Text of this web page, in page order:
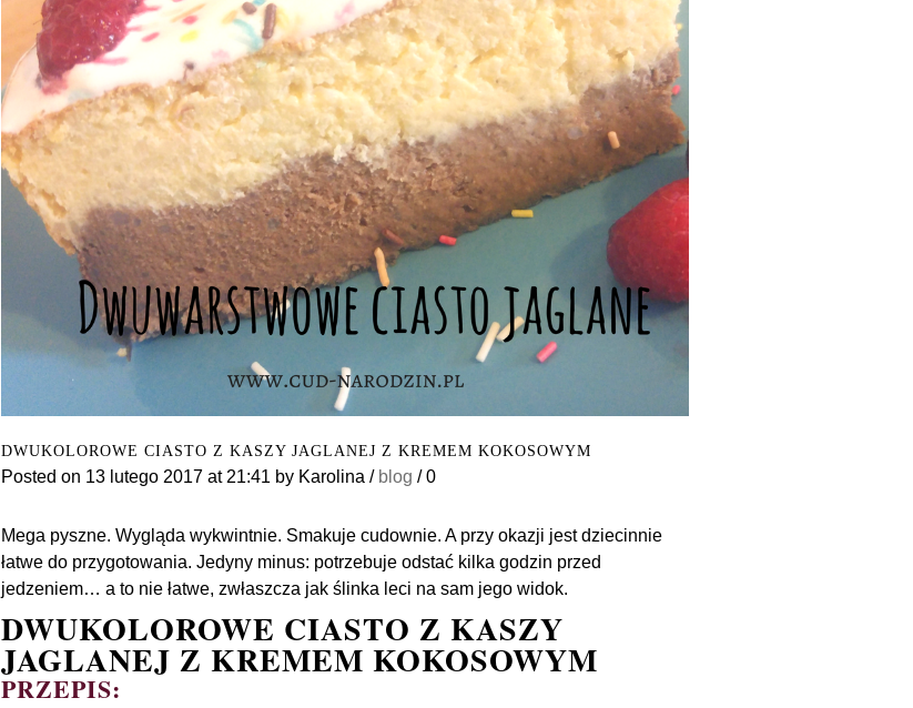
DWUKOLOROWE CIASTO Z KASZY JAGLANEJ Z KREMEM KOKOSOWYM
Posted on 13 lutego 2017 at 21:41 by Karolina / blog /0
Mega pyszne. Wygląda wykwintnie. Smakuje cudownie. A przy okazji jest dziecinnie
łatwe do przygotowania. Jedyny minus: potrzebuje odstać kilka godzin przed
jedzeniem… a to nie łatwe, zwłaszcza jak ślinka leci na sam jego widok.
DWUKOLOROWE CIASTO Z KASZY
JAGLANEJ Z KREMEM KOKOSOWYM
PRZEPIS: